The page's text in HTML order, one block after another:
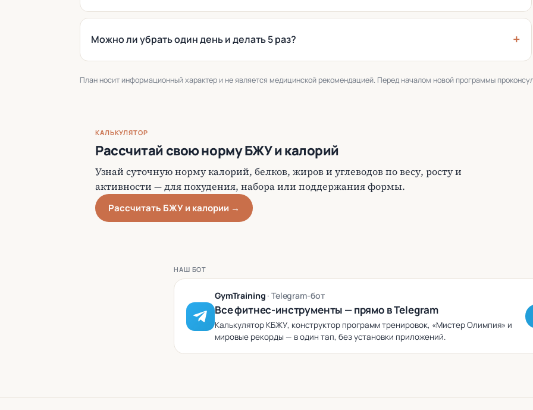
Можно ли убрать один день и делать 5 раз?
План носит информационный характер и не является медицинской рекомендацией. Перед началом новой программы
КАЛЬКУЛЯТОР
Рассчитай свою норму БЖУ и калорий
Узнай суточную норму калорий, белков, жиров и углеводов по весу, росту и
активности — для похудения, набора или поддержания формы.
Рассчитать БЖУ и калории →
НАШ БОТ
GymTraining · Telegram-бот
Все фитнес-инструменты — прямо в Telegram
Калькулятор КБЖУ, конструктор программ тренировок, «Мистер Олимпия» и
мировые рекорды — в один тап, без установки приложений.